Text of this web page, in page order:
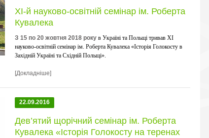
ХI-й науково-освітній семінар ім. Роберта
Кувалека
З 15 по 20 жовтня 2018 рокув Україні та Польщі тривав XI
науково-освітній семінар ім. Роберта Кувалека «Історія Голокосту в
Західній Україні та Східній Польщі».
[Докладніше]
22.09.2016
Дев’ятий щорічний семінар ім. Роберта
Кувалека «Історія Голокосту на теренах